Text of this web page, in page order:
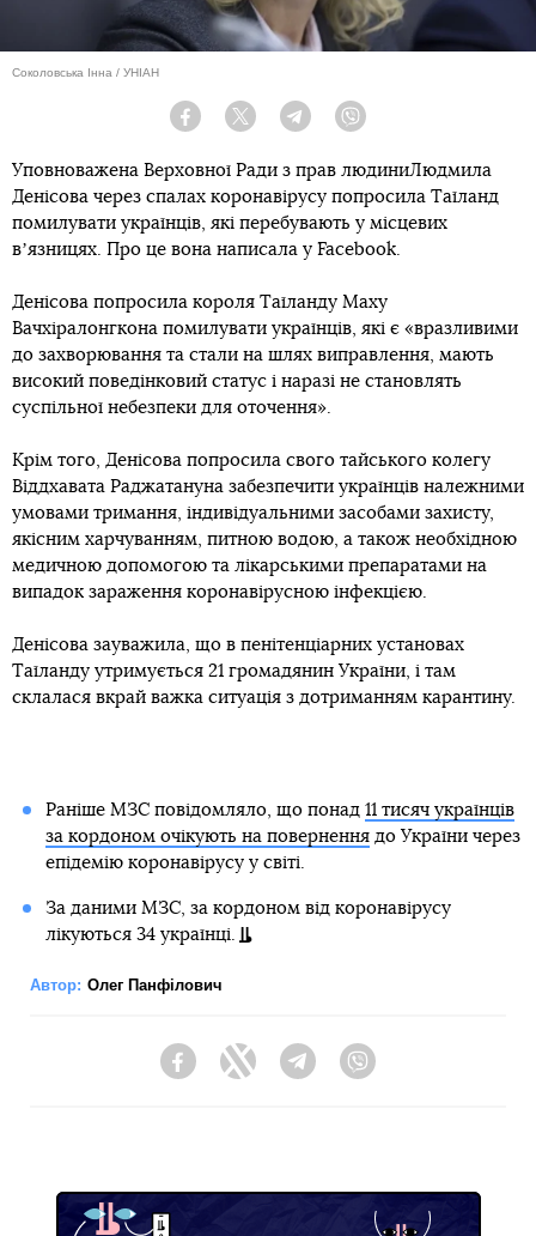
Соколовська Інна / УНІАН
Facebook Twitter Telegram
Уповноважена Верховної Ради з прав людиниЛюдмила
Денісова через спалах коронавірусу попросила Таїланд
помилувати українців, які перебувають у місцевих
вʼязницях. Про це вона написала у Facebook.
Денісова попросила короля Таїланду Маху
Вачхіралонгкона помилувати українців, які є «вразливими
до захворювання та стали на шлях виправлення, мають
високий поведінковий статус і наразі не становлять
суспільної небезпеки для оточення».
Крім того, Денісова попросила свого тайського колегу
Віддхавата Раджатануна забезпечити українців належними
умовами тримання, індивідуальними засобами захисту,
якісним харчуванням, питною водою, а також необхідною
медичною допомогою та лікарськими препаратами на
випадок зараження коронавірусною інфекцією.
Денісова зауважила, що в пенітенціарних установах
Таїланду утримується 21 громадянин України, і там
склалася вкрай важка ситуація з дотриманням карантину.
Раніше МЗС повідомляло, що понад 11 тисяч українців
за кордоном очікують на поверненнядо України через
епідемію коронавірусу у світі.
За даними МЗС, за кордоном від коронавірусу
лікуються 34 українці.
Автор: Олег Панфілович
FacebookTwitter Telegram